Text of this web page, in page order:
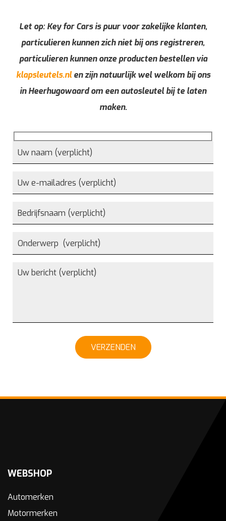
Let op: Key for Cars is puur voor zakelijke klanten,
particulieren kunnen zich niet bij ons registreren,
particulieren kunnen onze producten bestellen via
klapsleutels.nlen zijn natuurlijk wel welkom bij ons
in Heerhugowaard om een autosleutel bij te laten
maken.
VERZENDEN
WEBSHOP
Automerken
Motormerken